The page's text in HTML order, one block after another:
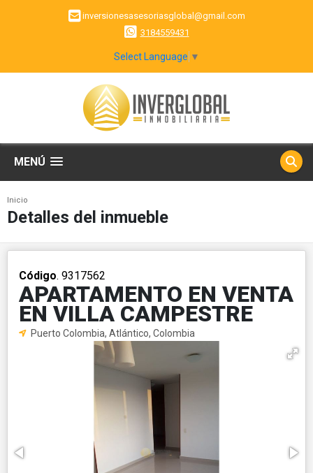
inversionesasesoriasglobal@gmail.com
3184559431
Select Language ▼
MENÚ
Inicio
Detalles del inmueble
Código. 9317562
APARTAMENTO EN VENTA
EN VILLA CAMPESTRE
Puerto Colombia, Atlántico, Colombia